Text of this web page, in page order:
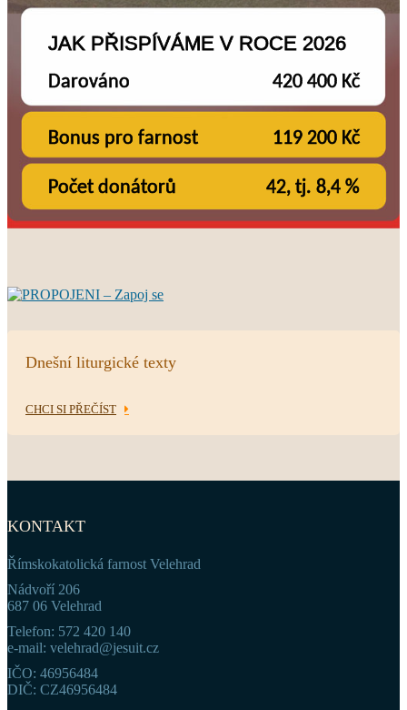
Dnešní liturgické texty
CHCI SI PŘEČÍST
KONTAKT
Římskokatolická farnost Velehrad
Nádvoří 206
687 06 Velehrad
Telefon: 572 420 140
e-mail: velehrad@jesuit.cz
IČO: 46956484
DIČ: CZ46956484